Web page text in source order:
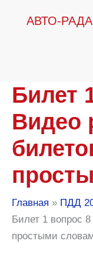
АВТО-РАДА
Билет
Видео
Главная
ПДД
Билет 1 вопрос
простыми